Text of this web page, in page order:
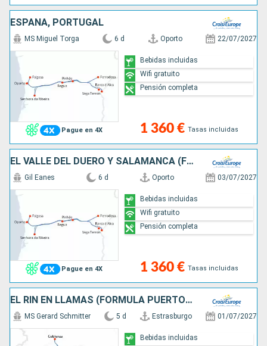
ESPAÑA, PORTUGAL
Pague en 4X
MS Miguel Torga 6 d Oporto 22/07/2027
1 360 € Tasas incluidas
Bebidas incluidas
Wifi gratuito
Pensión completa
EL VALLE DEL DUERO Y SALAMANCA (FORMULA PUERTO/PUERTO)
Pague en 4X
Gil Eanes 6 d Oporto 03/07/2027
1 360 € Tasas incluidas
Bebidas incluidas
Wifi gratuito
Pensión completa
EL RIN EN LLAMAS (FORMULA PUERTO/PUERTO)
MS Gerard Schmitter 5 d Estrasburgo 01/07/2027
Bebidas incluidas